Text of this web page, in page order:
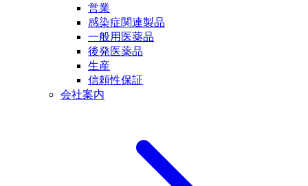
営業
感染症関連製品
一般用医薬品
後発医薬品
生産
信頼性保証
会社案内